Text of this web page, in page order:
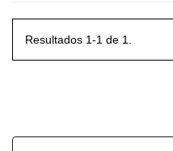
Resultados 1-1 de 1.